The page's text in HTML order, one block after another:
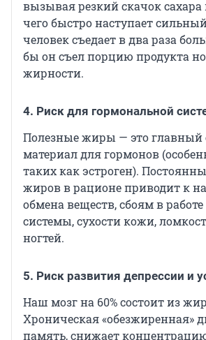
вызывая резкий скачок сахара
чего быстро наступает
человек съедает в два раза
бы он съел порцию продукта
жирности.
4. Риск для гормональной
Полезные жиры — это главный
материал для гормонов
таких как эстроген).
жиров в рационе приводит к
обмена веществ, сбоям в
системы, сухости кожи,
ногтей.
5. Риск развития депрессии и
Наш мозг на 60% состоит из
Хроническая «обезжиренная»
память, снижает